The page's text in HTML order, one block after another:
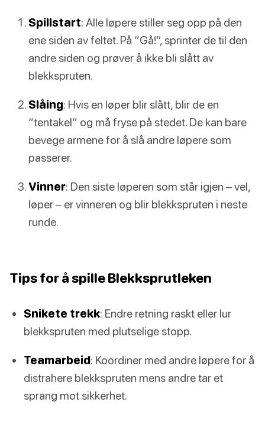
Spillstart: Alle løpere stiller seg opp på den
ene siden av feltet. På “Gå!”, sprinter de til den
andre siden og prøver å ikke bli slått av
blekkspruten.
Slåing: Hvis en løper blir slått, blir de en
“tentakel” og må fryse på stedet. De kan bare
bevege armene for å slå andre løpere som
passerer.
Vinner: Den siste løperen som står igjen – vel,
løper – er vinneren og blir blekkspruten i neste
runde.
Tips for å spille Blekksprutleken
Snikete trekk: Endre retning raskt eller lur
blekkspruten med plutselige stopp.
Teamarbeid: Koordiner med andre løpere for å
distrahere blekkspruten mens andre tar et
sprang mot sikkerhet.